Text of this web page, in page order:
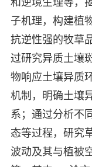
子机理，构建植
抗逆性强的牧草
过研究异质土壤
物响应土壤异质
机制，明确土壤
系；通过分析不
态等过程，研究
波动及其与植被